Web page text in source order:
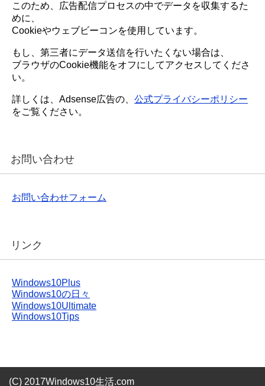
このため、広告配信プロセスの中でデータを収集するた
めに、
Cookieやウェブビーコンを使用しています。
もし、第三者にデータ送信を行いたくない場合は、
ブラウザのCookie機能をオフにしてアクセスしてくださ
い。
詳しくは、Adsense広告の、 公式プライバシーポリシー
をご覧ください。
お問い合わせ
お問い合わせフォーム
リンク
Windows10Plus
Windows10の日々
Windows10Ultimate
Windows10Tips
(C) 2017Windows10生活.com